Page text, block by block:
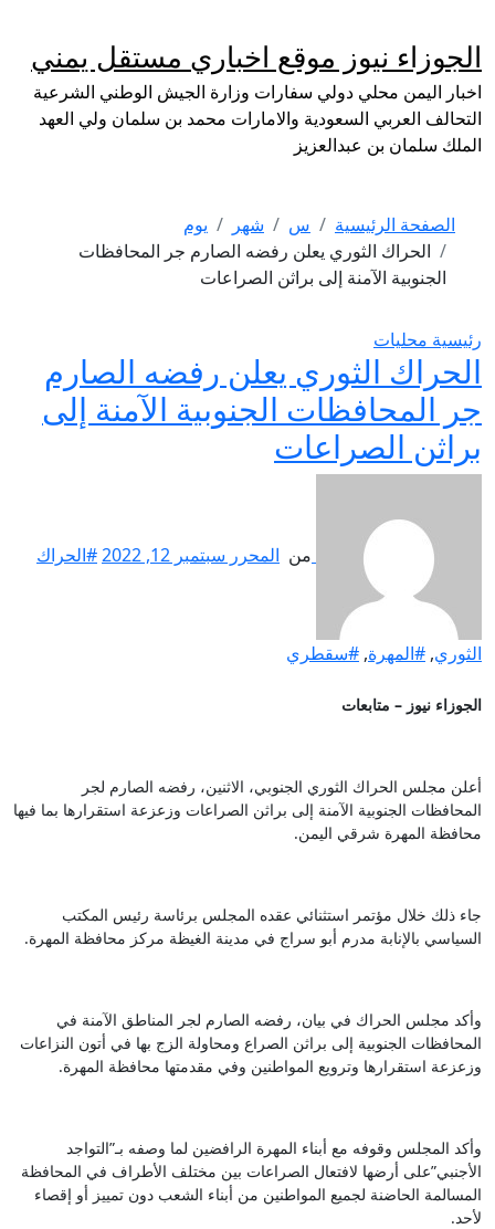
المحتوى
الجوزاء نيوز موقع اخباري مستقل يمني
اخبار اليمن محلي دولي سفارات وزارة الجيش الوطني الشرعية
التحالف العربي السعودية والامارات محمد بن سلمان ولي العهد
الملك سلمان بن عبدالعزيز
الصفحة الرئيسية س شهر
يوم
الحراك الثوري يعلن رفضه الصارم جر المحافظات
الجنوبية الآمنة إلى براثن الصراعات
رئيسية محليات
الحراك الثوري يعلن رفضه الصارم
جر المحافظات الجنوبية الآمنة إلى
براثن الصراعات
من المحرر سبتمبر 12, 2022 #الحراك
الثوري, #المهرة, #سقطري
الجوزاء نيوز – متابعات
أعلن مجلس الحراك الثوري الجنوبي، الاثنين، رفضه الصارم لجر
المحافظات الجنوبية الآمنة إلى براثن الصراعات وزعزعة استقرارها بما فيها
محافظة المهرة شرقي اليمن.
جاء ذلك خلال مؤتمر استثنائي عقده المجلس برئاسة رئيس المكتب
السياسي بالإنابة مدرم أبو سراج في مدينة الغيظة مركز محافظة المهرة.
وأكد مجلس الحراك في بيان، رفضه الصارم لجر المناطق الآمنة في
المحافظات الجنوبية إلى براثن الصراع ومحاولة الزج بها في أتون النزاعات
وزعزعة استقرارها وترويع المواطنين وفي مقدمتها محافظة المهرة.
وأكد المجلس وقوفه مع أبناء المهرة الرافضين لما وصفه بـ”التواجد
الأجنبي”على أرضها لافتعال الصراعات بين مختلف الأطراف في المحافظة
المسالمة الحاضنة لجميع المواطنين من أبناء الشعب دون تمييز أو إقصاء
لأحد.